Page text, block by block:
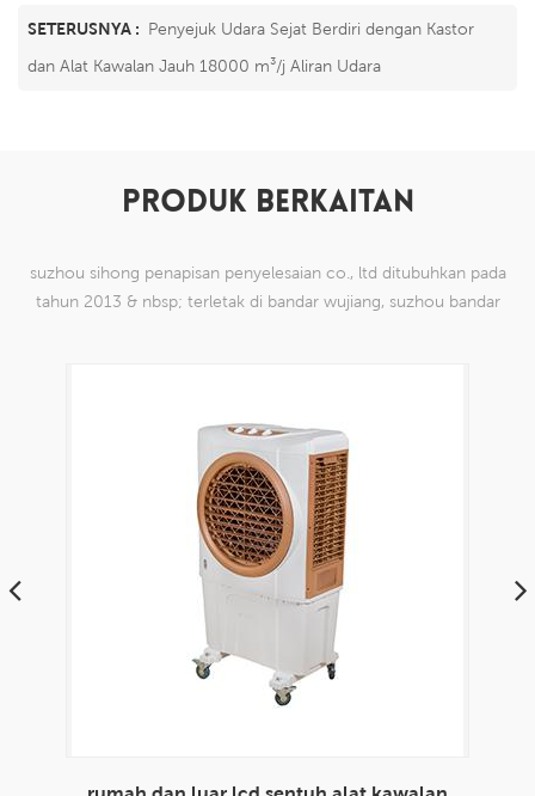
SETERUSNYA : Penyejuk Udara Sejat Berdiri dengan Kastor
dan Alat Kawalan Jauh 18000 m³/j Aliran Udara
PRODUK BERKAITAN
suzhou sihong penapisan penyelesaian co., ltd ditubuhkan pada
tahun 2013 & nbsp; terletak di bandar wujiang, suzhou bandar